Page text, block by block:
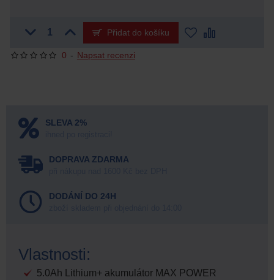
0 - Napsat recenzi
Přidat do košíku
SLEVA 2%
DOPRAVA ZDARMA
DODÁNÍ DO 24H
Vlastnosti:
5.0Ah Lithium+ akumulátor MAX POWER